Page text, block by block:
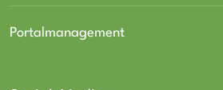
Portalmanagement